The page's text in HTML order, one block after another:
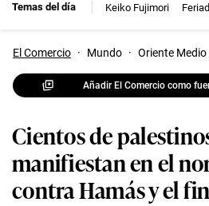
Temas del día Keiko Fujimori
El Comercio · Mundo · Oriente Medio
Añadir El Comercio como
Cientos de
manifiestan en el
contra Hamás y el